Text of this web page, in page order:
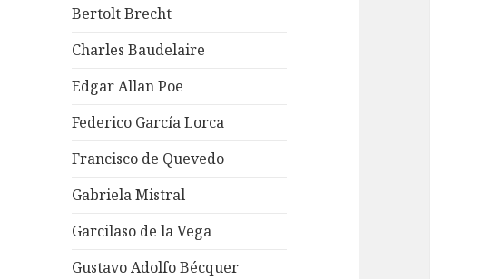
Bertolt Brecht
Charles Baudelaire
Edgar Allan Poe
Federico García Lorca
Francisco de Quevedo
Gabriela Mistral
Garcilaso de la Vega
Gustavo Adolfo Bécquer